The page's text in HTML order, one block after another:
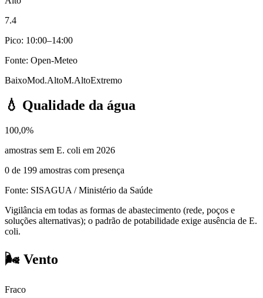
7.4
Pico: 10:00–14:00
Fonte: Open-Meteo
BaixoMod.AltoM.AltoExtremo
💧 Qualidade da água
100,0%
amostras sem E. coli em 2026
0 de 199 amostras com presença
Fonte: SISAGUA / Ministério da Saúde
Vigilância em todas as formas de abastecimento (rede, poços e
soluções alternativas); o padrão de potabilidade exige ausência de E.
coli.
🌬️ Vento
Fraco